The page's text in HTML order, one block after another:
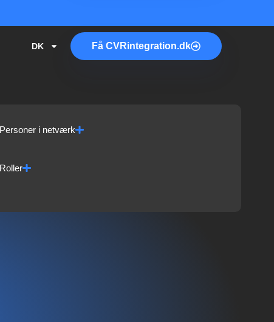
DK FåCVRintegration.dk
Personer i netværk
Roller